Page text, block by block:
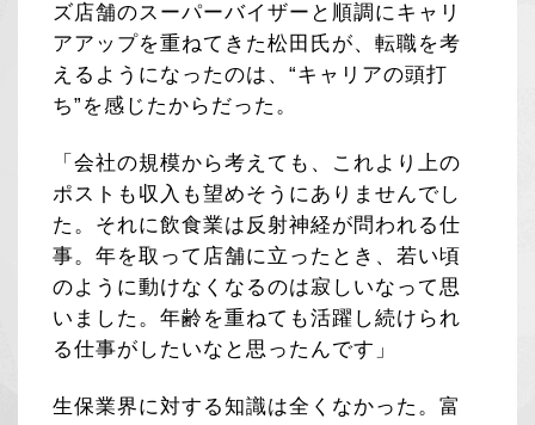
ズ店舗のスーパーバイザーと順調にキャリ
アアップを重ねてきた松田氏が、転職を考
えるようになったのは、“キャリアの頭打
ち”を感じたからだった。
「会社の規模から考えても、これより上の
ポストも収入も望めそうにありませんでし
た。それに飲食業は反射神経が問われる仕
事。年を取って店舗に立ったとき、若い頃
のように動けなくなるのは寂しいなって思
いました。年齢を重ねても活躍し続けられ
る仕事がしたいなと思ったんです」
生保業界に対する知識は全くなかった。富